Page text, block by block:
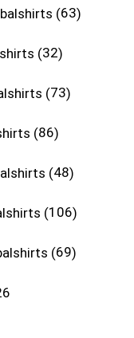
63
32
73
86
48
106
69